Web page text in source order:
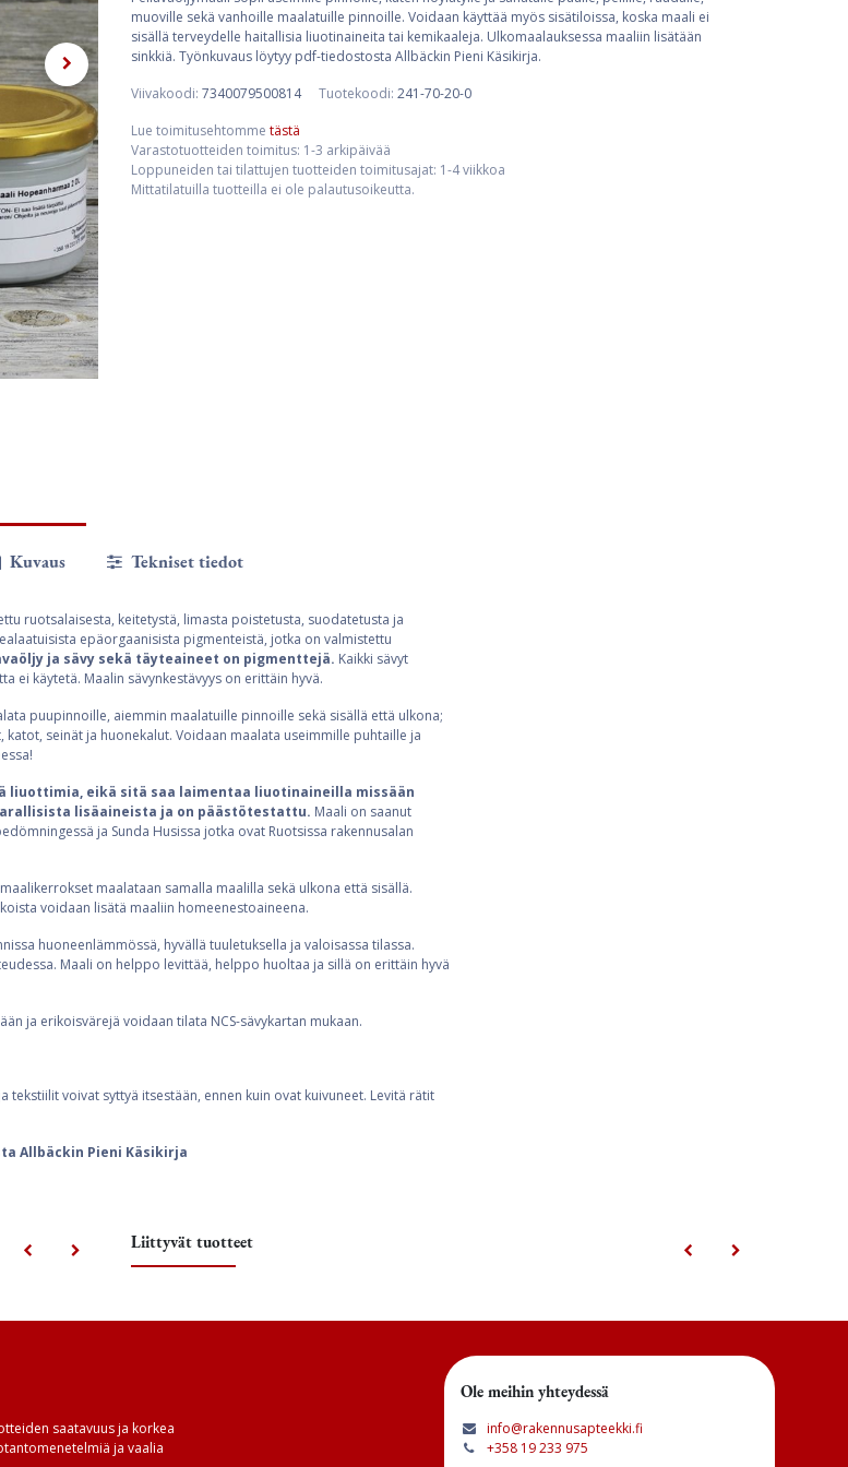
muoville sekä vanhoille maalatuille pinnoille. Voidaan käyttää myös sisätiloissa, koska maali ei
sisällä terveydelle haitallisia liuotinaineita tai kemikaaleja. Ulkomaalauksessa maaliin lisätään
sinkkiä. Työnkuvaus löytyy pdf-tiedostosta Allbäckin Pieni Käsikirja.
Viivakoodi: 7340079500814 Tuotekoodi: 241-70-20-0
Lue toimitusehtomme tästä
Varastotuotteiden toimitus: 1-3 arkipäivää
Loppuneiden tai tilattujen tuotteiden toimitusajat: 1-4 viikkoa
Mittatilatuilla tuotteilla ei ole palautusoikeutta.
Kuvaus Tekniset tiedot
ruotsalaisesta, keitetystä, limasta poistetusta, suodatetusta ja
epäorgaanisista pigmenteistä, jotka on valmistettu
ja sävy sekä täyteaineet on pigmenttejä. Kaikki sävyt
ei käytetä. Maalin sävynkestävyys on erittäin hyvä.
puupinnoille, aiemmin maalatuille pinnoille sekä sisällä että ulkona;
katot, seinät ja huonekalut. Voidaan maalata useimmille puhtaille ja
liuottimia, eikä sitä saa laimentaa liuotinaineilla missään
lisäaineista ja on päästötestattu. Maali on saanut
ja Sunda Husissa jotka ovat Ruotsissa rakennusalan
maalataan samalla maalilla sekä ulkona että sisällä.
voidaan lisätä maaliin homeenestoaineena.
huoneenlämmössä, hyvällä tuuletuksella ja valoisassa tilassa.
Maali on helppo levittää, helppo huoltaa ja sillä on erittäin hyvä
ja erikoisvärejä voidaan tilata NCS-sävykartan mukaan.
tekstiilit voivat syttyä itsestään, ennen kuin ovat kuivuneet. Levitä rätit
Allbäckin Pieni Käsikirja
Liittyvät tuotteet
saatavuus ja korkea
ja vaalia
Ole meihin yhteydessä
info@rakennusapteekki.fi
+358 19 233 975